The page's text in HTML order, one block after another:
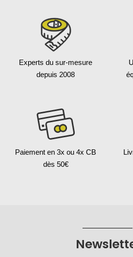
Experts du sur-mesure
depuis 2008
Paiement en 3x ou 4x CB
dès 50€